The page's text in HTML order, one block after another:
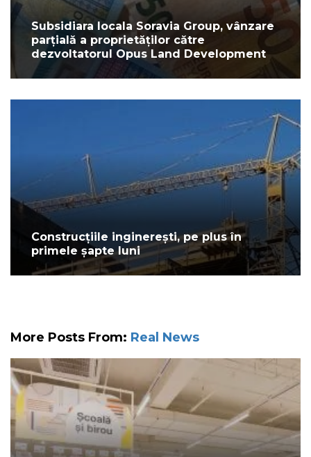
Subsidiara locala Soravia Group, vânzare
parțială a proprietăților către
dezvoltatorul Opus Land Development
Construcțiile inginerești, pe plus în
primele șapte luni
More Posts From: Real News